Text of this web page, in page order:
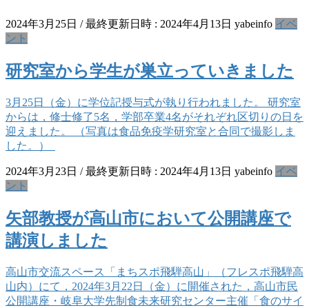
2024年3月25日 / 最終更新日時 : 2024年4月13日 yabeinfo イベ
ント
研究室から学生が巣立っていきました
3月25日（金）に学位記授与式が執り行われました。 研究室
からは，修士修了5名，学部卒業4名がそれぞれ区切りの日を
迎えました。 （写真は食品免疫学研究室と合同で撮影しま
した。）
2024年3月23日 / 最終更新日時 : 2024年4月13日 yabeinfo イベ
ント
矢部教授が高山市において公開講座で
講演しました
高山市交流スペース「まちスポ飛騨高山」（フレスポ飛騨高
山内）にて，2024年3月22日（金）に開催された，高山市民
公開講座・岐阜大学先制食未来研究センター主催「食のサイ